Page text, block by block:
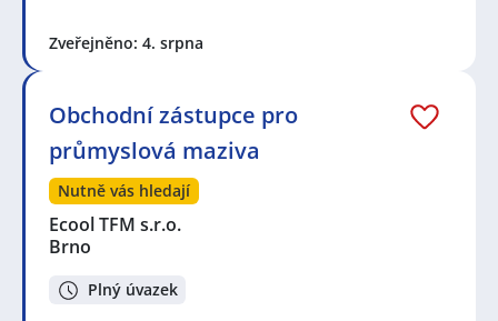
Zveřejněno: 4. srpna
Obchodní zástupce pro
průmyslová maziva
Nutně vás hledají
Ecool TFM s.r.o.
Brno
Plný úvazek